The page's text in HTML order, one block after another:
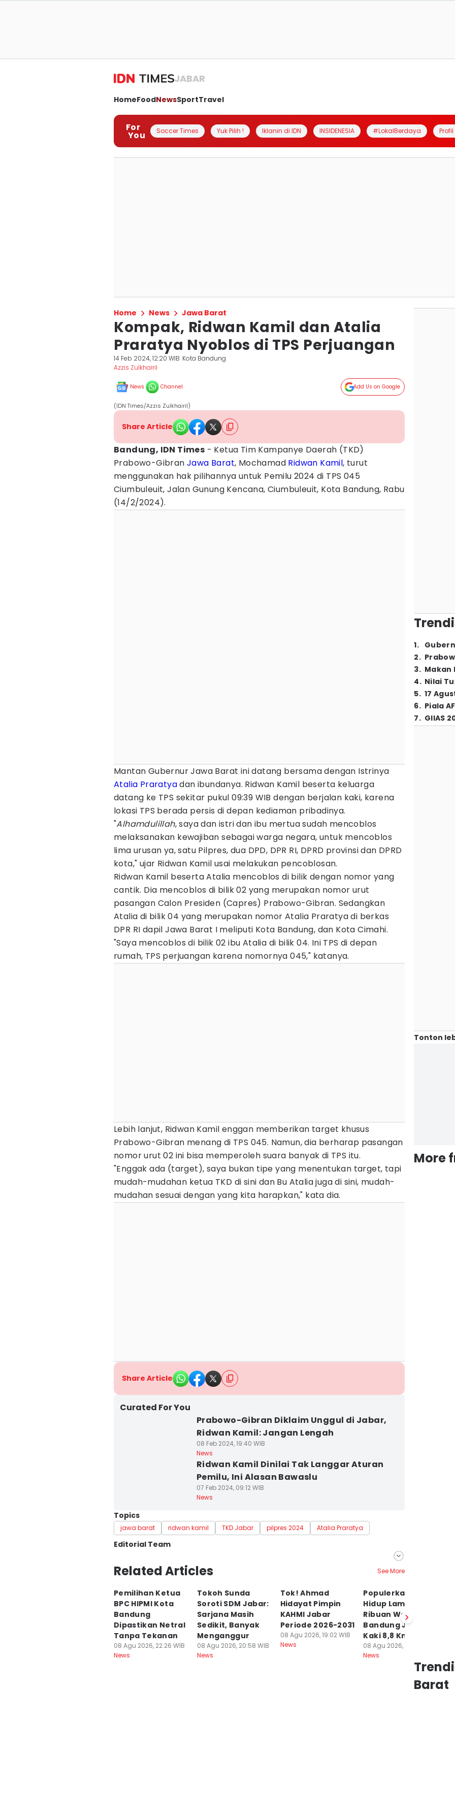
JABAR
HomeFoodNewsSportTravel
For
You Soccer Times Yuk Pilih ! Iklanin di IDN INSIDENESIA #LokalBerdaya
Home News Jawa Barat
Kompak, Ridwan Kamil dan Atalia
Praratya Nyoblos di TPS Perjuangan
14 Feb 2024, 12:20 WIB Kota Bandung
Azzis Zulkhairil
News Channel Add Us on Google
(IDN Times/Azzis Zulkhairil)
Share Article
Bandung, IDN Times - Ketua Tim Kampanye Daerah (TKD)
Prabowo-Gibran Jawa Barat, Mochamad Ridwan Kamil, turut
menggunakan hak pilihannya untuk Pemilu 2024 di TPS 045
Ciumbuleuit, Jalan Gunung Kencana, Ciumbuleuit, Kota Bandung, Rabu
(14/2/2024).
Mantan Gubernur Jawa Barat ini datang bersama dengan Istrinya
Atalia Praratyadan ibundanya. Ridwan Kamil beserta keluarga
datang ke TPS sekitar pukul 09:39 WIB dengan berjalan kaki, karena
lokasi TPS berada persis di depan kediaman pribadinya.
"Alhamdulillah, saya dan istri dan ibu mertua sudah mencoblos
melaksanakan kewajiban sebagai warga negara, untuk mencoblos
lima urusan ya, satu Pilpres, dua DPD, DPR RI, DPRD provinsi dan DPRD
kota," ujar Ridwan Kamil usai melakukan pencoblosan.
Ridwan Kamil beserta Atalia mencoblos di bilik dengan nomor yang
cantik. Dia mencoblos di bilik 02 yang merupakan nomor urut
pasangan Calon Presiden (Capres) Prabowo-Gibran. Sedangkan
Atalia di bilik 04 yang merupakan nomor Atalia Praratya di berkas
DPR RI dapil Jawa Barat I meliputi Kota Bandung, dan Kota Cimahi.
"Saya mencoblos di bilik 02 ibu Atalia di bilik 04. Ini TPS di depan
rumah, TPS perjuangan karena nomornya 045," katanya.
Lebih lanjut, Ridwan Kamil enggan memberikan target khusus
Prabowo-Gibran menang di TPS 045. Namun, dia berharap pasangan
nomor urut 02 ini bisa memperoleh suara banyak di TPS itu.
"Enggak ada (target), saya bukan tipe yang menentukan target, tapi
mudah-mudahan ketua TKD di sini dan Bu Atalia juga di sini, mudah-
mudahan sesuai dengan yang kita harapkan," kata dia.
Share Article
Curated For You
Prabowo-Gibran Diklaim Unggul di Jabar,
Ridwan Kamil: Jangan Lengah
08 Feb 2024, 19:40 WIB
News
Ridwan Kamil Dinilai Tak Langgar Aturan
Pemilu, Ini Alasan Bawaslu
07 Feb 2024, 09:12 WIB
News
Topics
jawa barat ridwan kamil TKD Jabar pilpres 2024 Atalia Praratya
Editorial Team
Editor
Galih Persiana
Editor
Azzis Zulkhairil
Related Articles See More
Pemilihan Ketua
BPC HIPMI Kota
Bandung
Dipastikan Netral
Tanpa Tekanan
08 Agu 2026, 22:26 WIB
News
Tokoh Sunda
Soroti SDM Jabar:
Sarjana Masih
Sedikit, Banyak
Menganggur
08 Agu 2026, 20:58 WIB
News
Tok! Ahmad
Hidayat Pimpin
KAHMI Jabar
Periode 2026-2031
08 Agu 2026, 19:02 WIB
News
Populerkan Gaya
Hidup Lama,
Ribuan Warga
Bandung Jalan
Kaki 8,8 Km
08 Agu 2026, 18:39 WIB
News
1.
2.
3. Makan
4. Nilai
5. 17
6. Piala
7. GIIAS
Tonton
More
Barat